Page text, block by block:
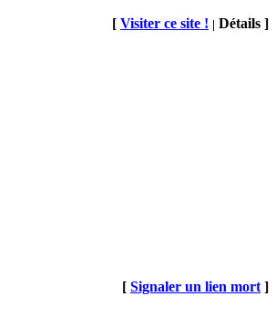
[ Visiter ce site ! | Détails ]
[ Signaler un lien mort ]